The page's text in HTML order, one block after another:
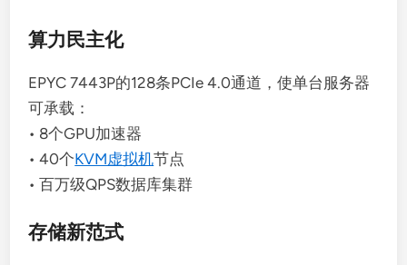
算力民主化
EPYC 7443P的128条PCIe 4.0通道，使单台服务器
可承载：
• 8个GPU加速器
• 40个KVM虚拟机节点
• 百万级QPS数据库集群
存储新范式